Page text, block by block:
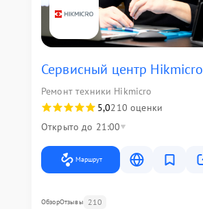
Сервисный центр Hikmicro
Ремонт техники Hikmicro
5,0210 оценки
Открыто до 21:00
Маршрут
ОбзорОтзывы 210